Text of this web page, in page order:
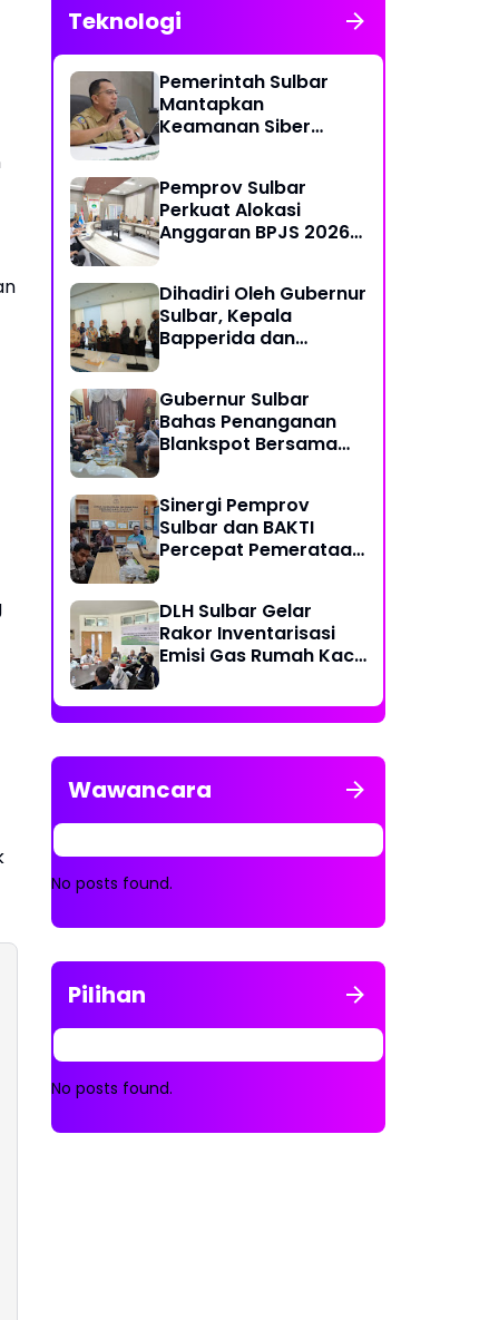
Teknologi
Pemerintah Sulbar
Mantapkan
Keamanan Siber
Enam Kabupaten
Pemprov Sulbar
Perkuat Alokasi
Anggaran BPJS 2026
Dihadiri Oleh Gubernur
Sulbar, Kepala
Bapperida dan
Titik Akses Internet
Gubernur Sulbar
Bahas Penanganan
Blankspot Bersama
Sinergi Pemprov
Sulbar dan BAKTI
Percepat Pemerataan
DLH Sulbar Gelar
Rakor Inventarisasi
Emisi Gas Rumah Kaca
Wawancara
No posts found.
Pilihan
No posts found.